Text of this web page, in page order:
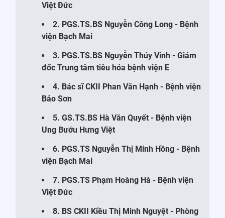
Việt Đức
2. PGS.TS.BS Nguyễn Công Long - Bệnh
viện Bạch Mai
3. PGS.TS.BS Nguyễn Thúy Vinh - Giám
đốc Trung tâm tiêu hóa bệnh viện E
4. Bác sĩ CKII Phan Văn Hạnh - Bệnh viện
Bảo Sơn
5. GS.TS.BS Hà Văn Quyết - Bệnh viện
Ung Bướu Hưng Việt
6. PGS.TS Nguyễn Thị Minh Hồng - Bệnh
viện Bạch Mai
7. PGS.TS Phạm Hoàng Hà - Bệnh viện
Việt Đức
8. BS CKII Kiều Thị Minh Nguyệt - Phòng